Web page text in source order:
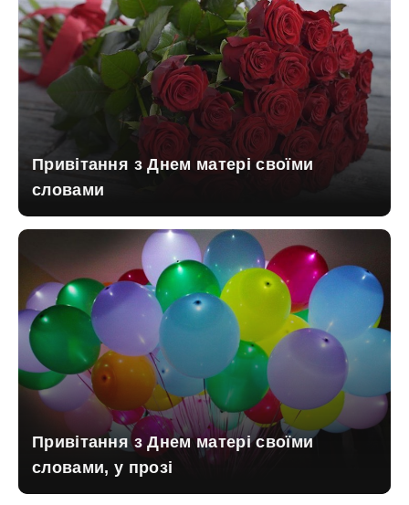
Привітання з Днем матері своїми
словами
Привітання з Днем матері своїми
словами, у прозі